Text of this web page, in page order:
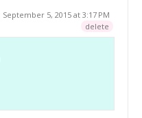
September 5, 2015 at 3:17 PM
delete